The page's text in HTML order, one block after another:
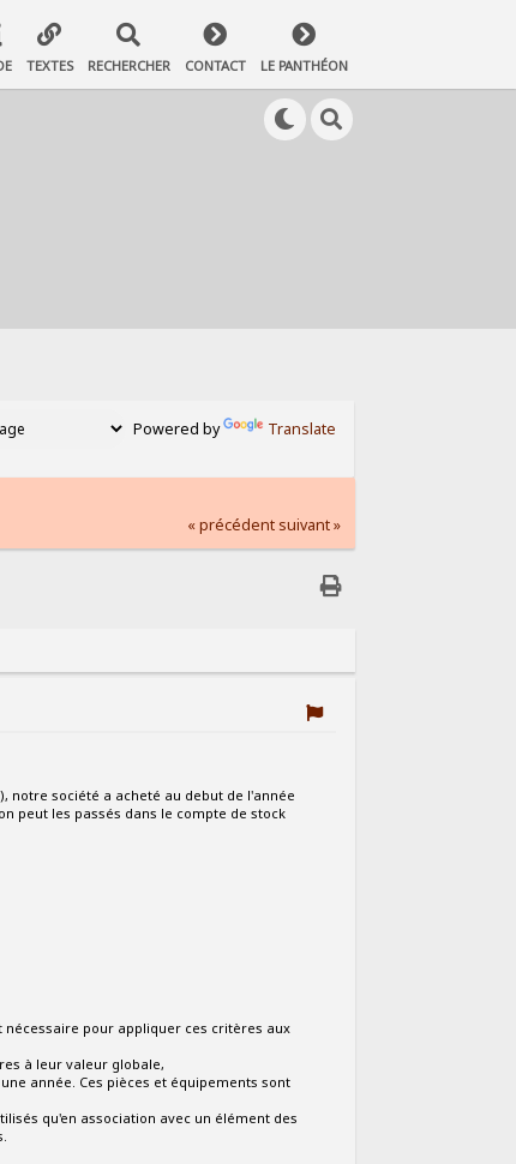
TEXTES RECHERCHER CONTACT LE PANTHÉON
Powered by Translate
« précédent suivant »
notre société a acheté au debut de l'année
peut les passés dans le compte de stock
pour appliquer ces critères aux
à leur valeur globale,
année. Ces pièces et équipements sont
qu'en association avec un élément des